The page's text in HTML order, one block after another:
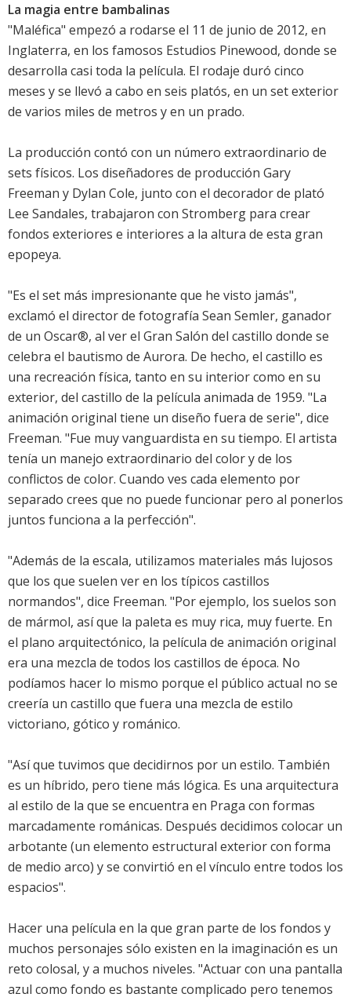
La magia entre bambalinas
"Maléfica" empezó a rodarse el 11 de junio de 2012, en
Inglaterra, en los famosos Estudios Pinewood, donde se
desarrolla casi toda la película. El rodaje duró cinco
meses y se llevó a cabo en seis platós, en un set exterior
de varios miles de metros y en un prado.
La producción contó con un número extraordinario de
sets físicos. Los diseñadores de producción Gary
Freeman y Dylan Cole, junto con el decorador de plató
Lee Sandales, trabajaron con Stromberg para crear
fondos exteriores e interiores a la altura de esta gran
epopeya.
"Es el set más impresionante que he visto jamás",
exclamó el director de fotografía Sean Semler, ganador
de un Oscar®, al ver el Gran Salón del castillo donde se
celebra el bautismo de Aurora. De hecho, el castillo es
una recreación física, tanto en su interior como en su
exterior, del castillo de la película animada de 1959. "La
animación original tiene un diseño fuera de serie", dice
Freeman. "Fue muy vanguardista en su tiempo. El artista
tenía un manejo extraordinario del color y de los
conflictos de color. Cuando ves cada elemento por
separado crees que no puede funcionar pero al ponerlos
juntos funciona a la perfección".
"Además de la escala, utilizamos materiales más lujosos
que los que suelen ver en los típicos castillos
normandos", dice Freeman. "Por ejemplo, los suelos son
de mármol, así que la paleta es muy rica, muy fuerte. En
el plano arquitectónico, la película de animación original
era una mezcla de todos los castillos de época. No
podíamos hacer lo mismo porque el público actual no se
creería un castillo que fuera una mezcla de estilo
victoriano, gótico y románico.
"Así que tuvimos que decidirnos por un estilo. También
es un híbrido, pero tiene más lógica. Es una arquitectura
al estilo de la que se encuentra en Praga con formas
marcadamente románicas. Después decidimos colocar un
arbotante (un elemento estructural exterior con forma
de medio arco) y se convirtió en el vínculo entre todos los
espacios".
Hacer una película en la que gran parte de los fondos y
muchos personajes sólo existen en la imaginación es un
reto colosal, y a muchos niveles. "Actuar con una pantalla
azul como fondo es bastante complicado pero tenemos